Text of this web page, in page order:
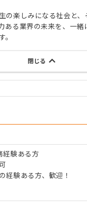
の楽しみになる社会と、
ある業界の未来を、一緒
。
閉じる
経験ある方
経験ある方、歓迎！